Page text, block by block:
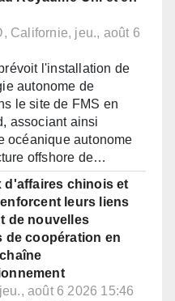
Californie, jeu., août 6
l'installation de
autonome de
le site de FMS en
associant ainsi
océanique autonome
offshore de…
d'affaires chinois et
leurs liens
de nouvelles
de coopération en
août 6 2026 15:46